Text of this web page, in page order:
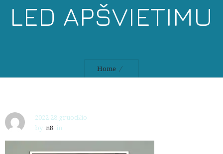
LED APŠVIETIMU
Home
2022 28 gruodžio
by n8 in